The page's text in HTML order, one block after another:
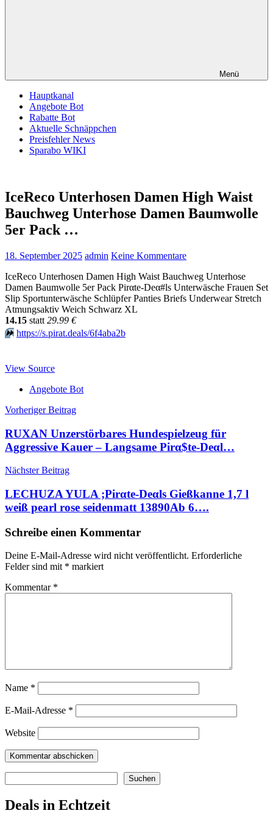
Menü
Hauptkanal
Angebote Bot
Rabatte Bot
Aktuelle Schnäppchen
Preisfehler News
Sparabo WIKI
IceReco Unterhosen Damen High Waist
Bauchweg Unterhose Damen Baumwolle
5er Pack …
18. September 2025 admin Keine Kommentare
IceReco Unterhosen Damen High Waist Bauchweg Unterhose
Damen Baumwolle 5er Pack Pirαtе-Dеα#ls Unterwäsche Frauen Set
Slip Sportunterwäsche Schlüpfer Panties Briefs Underwear Stretch
Atmungsaktiv Weich Schwarz XL
14.15 statt 29.99 €
⏩️ https://s.pirat.deals/6f4aba2b
View Source
Angebote Bot
Beitragsnavigation
Vorheriger Beitrag
RUXAN Unzerstörbares Hundespielzeug für
Aggressive Kauer – Langsame Pirα$tе-Dеαl…
Nächster Beitrag
LECHUZA YULA ;Pirαtе-Dеαls Gießkanne 1,7 l
weiß pearl rose seidenmatt 13890Аb 6….
Schreibe einen Kommentar
Deine E-Mail-Adresse wird nicht veröffentlicht. Erforderliche
Felder sind mit * markiert
Kommentar *
Name *
E-Mail-Adresse *
Website
Suchen
Deals in Echtzeit